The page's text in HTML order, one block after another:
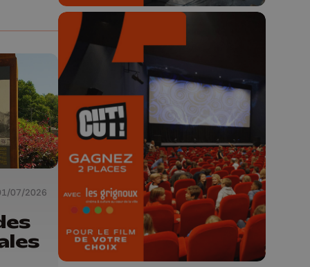
07/2026
🎬 Concours CUT x
Les Grignoux ✨
Concours permanent - 2 places à
gagner chaque semaine !